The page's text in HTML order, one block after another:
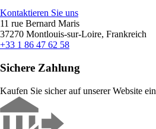
Kontaktieren Sie uns
11 rue Bernard Maris
37270 Montlouis-sur-Loire, Frankreich
+33 1 86 47 62 58
Sichere Zahlung
Kaufen Sie sicher auf unserer Website ein